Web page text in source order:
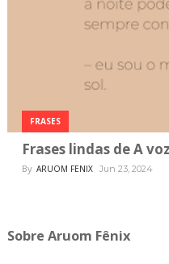
FRASES
Frases lindas de A
By ARUOM FENIX Jun 23, 2024
Sobre Aruom Fênix